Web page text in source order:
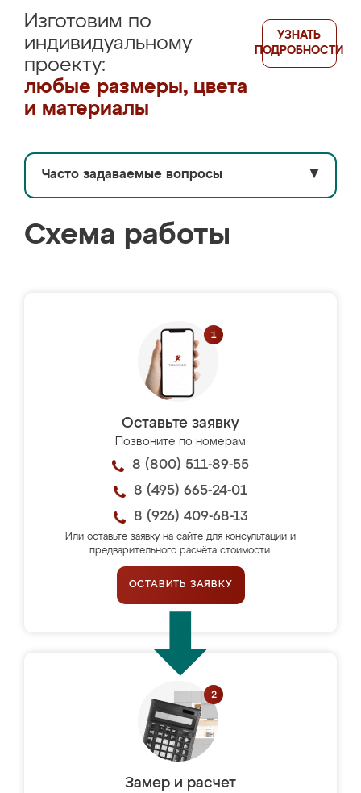
Изготовим по
индивидуальному
проекту:
любые размеры, цвета
и материалы
УЗНАТЬ
ПОДРОБНОСТИ
Часто задаваемые вопросы ▼
Схема работы
Оставьте заявку
Позвоните по номерам
8 (800) 511-89-55
8 (495) 665-24-01
8 (926) 409-68-13
Или оставьте заявку на сайте для консультации и
предварительного расчёта стоимости.
ОСТАВИТЬ ЗАЯВКУ
Замер и расчет